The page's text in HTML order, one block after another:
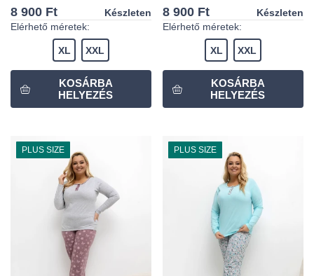
8 900 Ft
Készleten
Elérhető méretek:
XL XXL
8 900 Ft
Készleten
Elérhető méretek:
XL XXL
PLUS SIZE PLUS SIZE